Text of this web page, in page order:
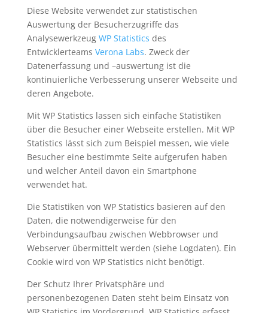
Diese Website verwendet zur statistischen
Auswertung der Besucherzugriffe das
Analysewerkzeug WP Statistics des
Entwicklerteams Verona Labs. Zweck der
Datenerfassung und –auswertung ist die
kontinuierliche Verbesserung unserer Webseite und
deren Angebote.
Mit WP Statistics lassen sich einfache Statistiken
über die Besucher einer Webseite erstellen. Mit WP
Statistics lässt sich zum Beispiel messen, wie viele
Besucher eine bestimmte Seite aufgerufen haben
und welcher Anteil davon ein Smartphone
verwendet hat.
Die Statistiken von WP Statistics basieren auf den
Daten, die notwendigerweise für den
Verbindungsaufbau zwischen Webbrowser und
Webserver übermittelt werden (siehe Logdaten). Ein
Cookie wird von WP Statistics nicht benötigt.
Der Schutz Ihrer Privatsphäre und
personenbezogenen Daten steht beim Einsatz von